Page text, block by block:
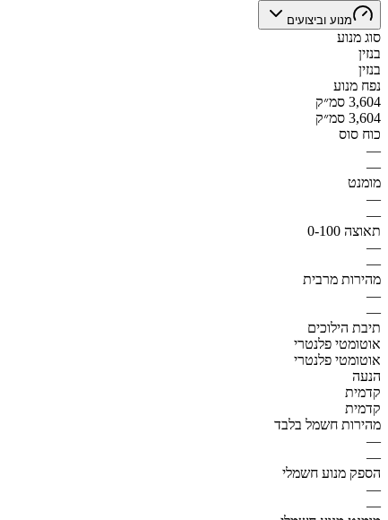
מנוע וביצועים
סוג מנוע
בנזין
בנזין
נפח מנוע
3,604 סמ״ק
3,604 סמ״ק
כוח סוס
—
—
מומנט
—
—
תאוצה 0-100
—
—
מהירות מרבית
—
—
תיבת הילוכים
אוטומטי פלנטרי
אוטומטי פלנטרי
הנעה
קדמית
קדמית
מהירות חשמל בלבד
—
—
הספק מנוע חשמלי
—
—